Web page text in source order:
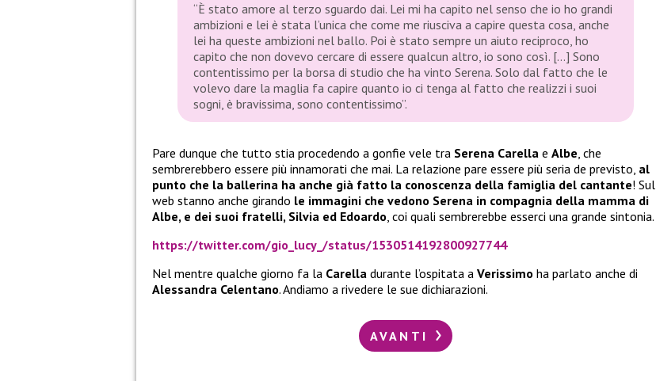
“È stato amore al terzo sguardo dai. Lei mi ha capito nel senso che io ho grandi
ambizioni e lei è stata l’unica che come me riusciva a capire questa cosa, anche
lei ha queste ambizioni nel ballo. Poi è stato sempre un aiuto reciproco, ho
capito che non dovevo cercare di essere qualcun altro, io sono così. […] Sono
contentissimo per la borsa di studio che ha vinto Serena. Solo dal fatto che le
volevo dare la maglia fa capire quanto io ci tenga al fatto che realizzi i suoi
sogni, è bravissima, sono contentissimo”.
Pare dunque che tutto stia procedendo a gonfie vele tra Serena Carella e Albe, che
sembrerebbero essere più innamorati che mai. La relazione pare essere più seria de previsto, al
punto che la ballerina ha anche già fatto la conoscenza della famiglia del cantante! Sul
web stanno anche girando le immagini che vedono Serena in compagnia della mamma di
Albe, e dei suoi fratelli, Silvia ed Edoardo, coi quali sembrerebbe esserci una grande sintonia.
https://twitter.com/gio_lucy_/status/1530514192800927744
Nel mentre qualche giorno fa la Carella durante l’ospitata a Verissimo ha parlato anche di
Alessandra Celentano. Andiamo a rivedere le sue dichiarazioni.
AVANTI